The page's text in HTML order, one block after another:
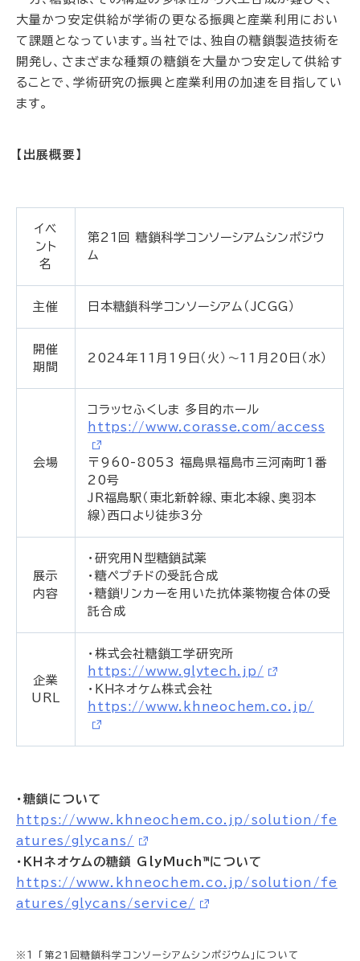
大量かつ安定供給が学術の更なる振興と産業利用におい
て課題となっています。当社では、独自の糖鎖製造技術を
開発し、さまざまな種類の糖鎖を大量かつ安定して供給す
ることで、学術研究の振興と産業利用の加速を目指してい
ます。
【出展概要】
イベ
ント
名
第21回 糖鎖科学コンソーシアムシンポジウ
ム
主催 日本糖鎖科学コンソーシアム（JCGG）
開催
期間
2024年11月19日（火）～11月20日（水）
会場
コラッセふくしま 多目的ホール
https://www.corasse.com/access
〒960-8053 福島県福島市三河南町1番
20号
JR福島駅（東北新幹線、東北本線、奥羽本
線）西口より徒歩3分
展示
内容
・研究用N型糖鎖試薬
・糖ペプチドの受託合成
・糖鎖リンカーを用いた抗体薬物複合体の受
託合成
企業
URL
・株式会社糖鎖工学研究所
https://www.glytech.jp/
・ＫＨネオケム株式会社
https://www.khneochem.co.jp/
・糖鎖について
https://www.khneochem.co.jp/solution/fe
atures/glycans/
・ＫＨネオケムの糖鎖 GlyMuch™について
https://www.khneochem.co.jp/solution/fe
atures/glycans/service/
※１ 「第21回糖鎖科学コンソーシアムシンポジウム」について